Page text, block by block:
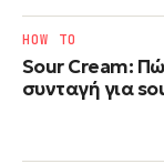
Sour Cream:
συνταγή για
HOW TO